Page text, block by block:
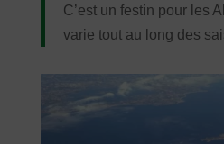
C’est un festin pour les
varie tout au long des